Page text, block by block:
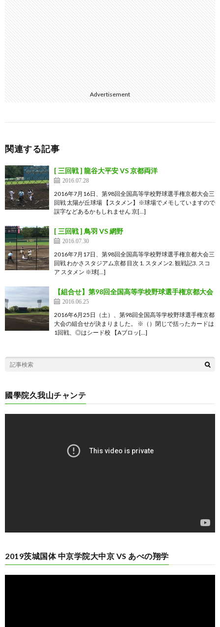
Advertisement
関連する記事
[ 三回戦 ] 龍谷大平安 VS 京都両洋
2016.07.28
2016年7月16日、第98回全国高等学校野球選手権京都大会三
回戦 太陽が丘球場 【スタメン】※球場でメモしていますので
誤字などあるかもしれません 京[…]
[ 三回戦 ] 鳥羽 VS 網野
2016.07.30
2016年7月17日、第98回全国高等学校野球選手権京都大会三
回戦 わかさスタジアム京都 目次 1. スタメン2. 観戦記3. スコ
ア スタメン ※球[…]
【組合せ】第98回全国高等学校野球選手権京都大会
2016.06.25
2016年6月25日（土）、第98回全国高等学校野球選手権京都
大会の組合せが決まりました。 ※（）閉じで括ったカードは
1回戦、◎はシード校 【Aブロッ[…]
國學院久我山チャンテ
動
2019茨城国体 中京学院大中京 VS あべの翔学
動